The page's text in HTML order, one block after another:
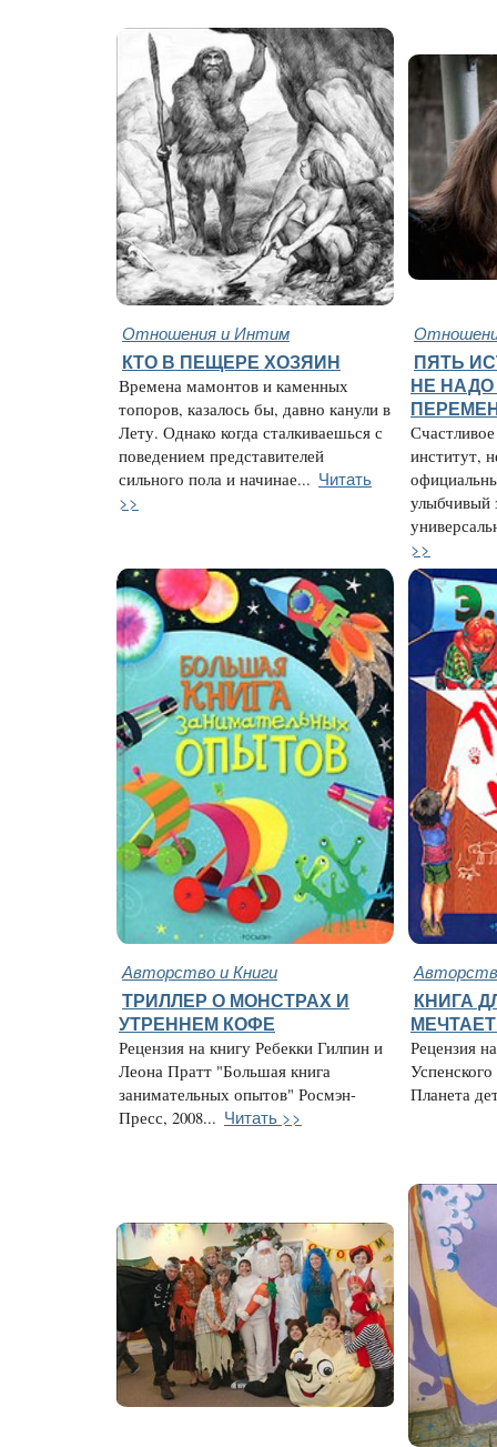
Отношения и Интим
КТО В ПЕЩЕРЕ ХОЗЯИН
Времена мамонтов и каменных
топоров, казалось бы, давно канули в
Лету. Однако когда сталкиваешься с
поведением представителей
сильного пола и начинае... Читать
>>
ПЯТЬ
НЕ
институт,
улыбчивый
>>
Авторство и Книги
ТРИЛЛЕР О МОНСТРАХ И
УТРЕННЕМ КОФЕ
Рецензия на книгу Ребекки Гилпин и
Леона Пратт "Большая книга
занимательных опытов" Росмэн-
Пресс, 2008... Читать >>
КНИГА
Рецензия
Планета